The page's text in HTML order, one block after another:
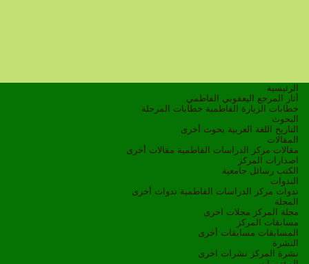
الرئيسية
أثار المرجع اليعقوبي الفاطمي
خطابات الزيارة الفاطمية خطابات المرحلة
البحوث
التاريخ
اللغة العربية بحوث أخرى
المقالات
مقالات مركز الدراسات الفاطمية مقالات أخرى
اصدارات المركز
الكتب رسائل جامعية
الندوات
ندوات مركز الدراسات الفاطمية ندوات أخرى
المجلة
مجلة المركز مجلات اخرى
مسابقات المركز
المسابقات مسابقات أخرى
النشرة
نشرة المركز نشرات اخرى